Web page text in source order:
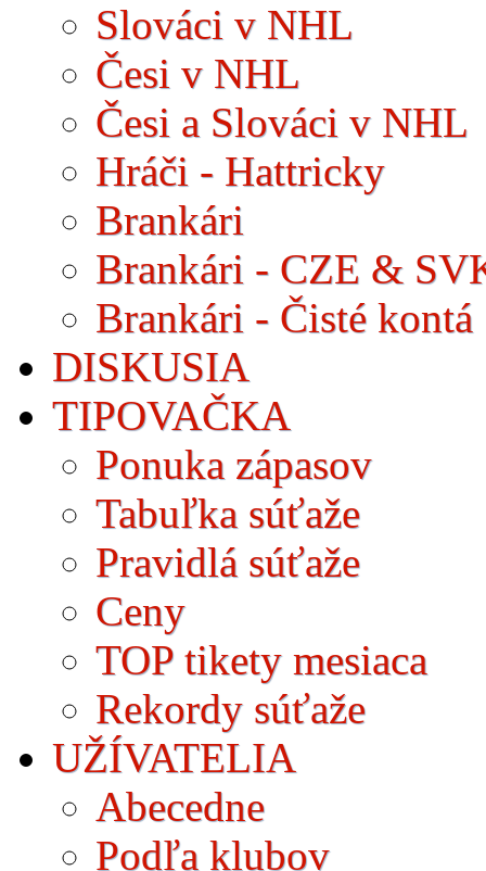
Slováci v NHL
Česi v NHL
Česi a Slováci v NHL
Hráči - Hattricky
Brankári
Brankári - CZE &
Brankári - Čisté kontá
DISKUSIA
TIPOVAČKA
Ponuka zápasov
Tabuľka súťaže
Pravidlá súťaže
Ceny
TOP tikety mesiaca
Rekordy súťaže
UŽÍVATELIA
Abecedne
Podľa klubov